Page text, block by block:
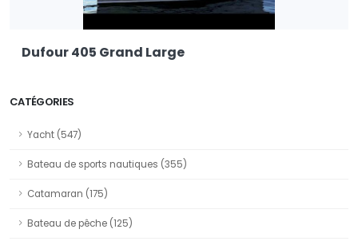
Dufour 405 Grand Large
CATÉGORIES
Yacht (547)
Bateau de sports nautiques (355)
Catamaran (175)
Bateau de pêche (125)